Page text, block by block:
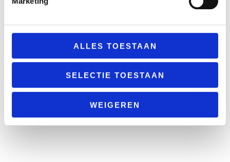
ALLES TOESTAAN
SELECTIE TOESTAAN
WEIGEREN